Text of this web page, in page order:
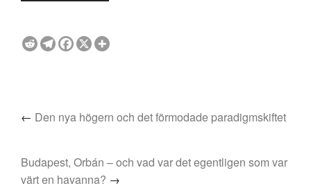
← Den nya högern och det förmodade paradigmskiftet
Budapest, Orbán – och vad var det egentligen som var
värt en havanna? →